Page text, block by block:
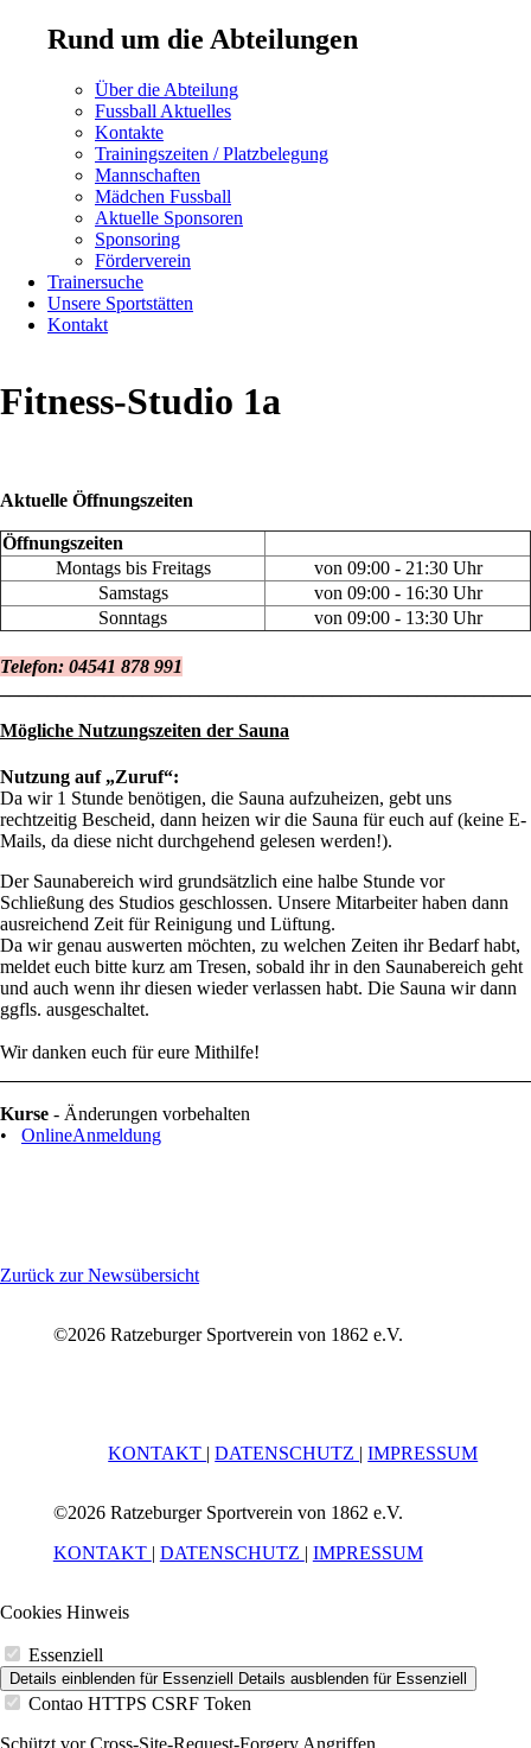
Rund um die Abteilungen
Navigation
überspringen
Über die Abteilung
Fussball Aktuelles
Kontakte
Navigation
überspringen
Trainingszeiten / Platzbelegung
Mannschaften
Mädchen Fussball
Navigation
überspringen
Aktuelle Sponsoren
Sponsoring
Förderverein
Trainersuche
Unsere Sportstätten
Kontakt
Fitness-Studio 1a
Aktuelle Öffnungszeiten
Öffnungszeiten
Montags bis Freitags
von 09:00 - 21:30 Uhr
Samstags
von 09:00 - 16:30 Uhr
Sonntags
von 09:00 - 13:30 Uhr
Telefon: 04541 878 991
Mögliche Nutzungszeiten der Sauna
Nutzung auf „Zuruf“:
Da wir 1 Stunde benötigen, die Sauna aufzuheizen, gebt uns
rechtzeitig Bescheid, dann heizen wir die Sauna für euch auf (keine E-
Mails, da diese nicht durchgehend gelesen werden!).
Der Saunabereich wird grundsätzlich eine halbe Stunde vor
Schließung des Studios geschlossen. Unsere Mitarbeiter haben dann
ausreichend Zeit für Reinigung und Lüftung.
Da wir genau auswerten möchten, zu welchen Zeiten ihr Bedarf habt,
meldet euch bitte kurz am Tresen, sobald ihr in den Saunabereich geht
und auch wenn ihr diesen wieder verlassen habt. Die Sauna wir dann
ggfls. ausgeschaltet.
Wir danken euch für eure Mithilfe!
Kurse - Änderungen vorbehalten
• OnlineAnmeldung
Zurück zur Newsübersicht
©2026 Ratzeburger Sportverein von 1862 e.V.
KONTAKT |DATENSCHUTZ |IMPRESSUM
©2026 Ratzeburger Sportverein von 1862 e.V.
KONTAKT | DATENSCHUTZ | IMPRESSUM
Cookies Hinweis
Essenziell
Details einblenden für Essenziell Details ausblenden für Essenziell
Contao HTTPS CSRF Token